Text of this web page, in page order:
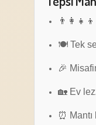
🍽️ Tek
🎉
🏡 Ev
⏰